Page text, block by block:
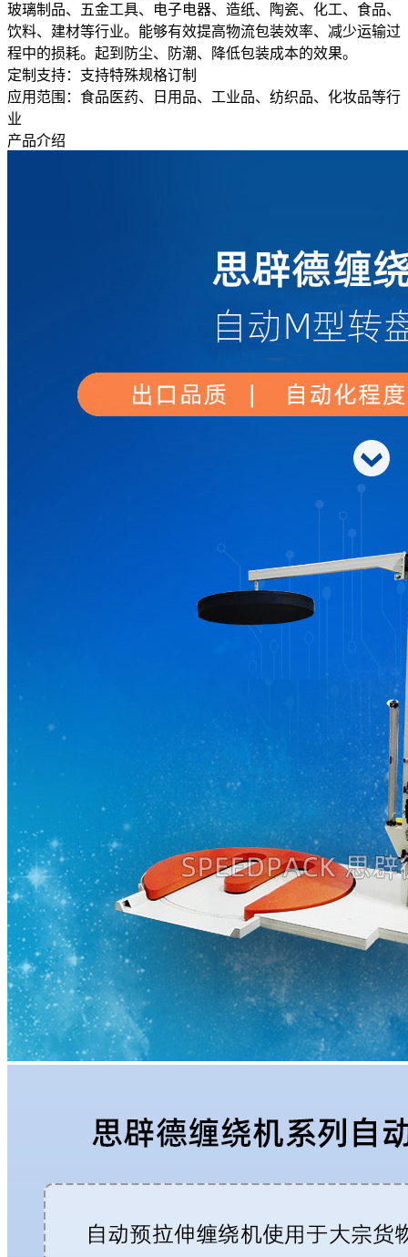
玻璃制品、五金工具、电子电器、造纸、陶瓷、化工、食品、
饮料、建材等行业。能够有效提高物流包装效率、减少运输过
程中的损耗。起到防尘、防潮、降低包装成本的效果。
定制支持： 支持特殊规格订制
应用范围： 食品医药、日用品、工业品、纺织品、化妆品等行
业
产品介绍